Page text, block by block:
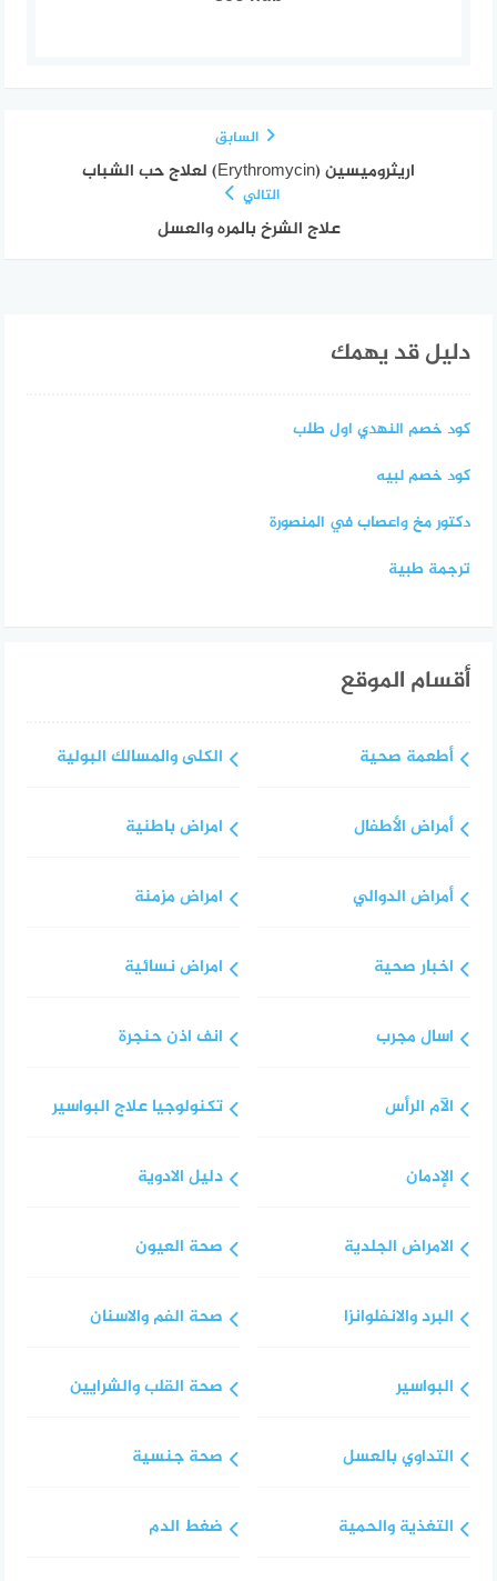
السابق
اريثروميسين (Erythromycin) لعلاج حب الشباب
التالي
علاج الشرخ بالمره والعسل
دليل قد يهمك
كود خصم النهدي اول طلب
كود خصم لبيه
دكتور مخ واعصاب في المنصورة
ترجمة طبية
أقسام الموقع
أطعمة صحية
أمراض الأطفال
أمراض الدوالي
اخبار صحية
اسال مجرب
الآم الرأس
الإدمان
الامراض الجلدية
البرد والانفلوانزا
البواسير
التداوي بالعسل
التغذية والحمية
الكلى والمسالك البولية
امراض باطنية
امراض مزمنة
امراض نسائية
انف اذن حنجرة
تكنولوجيا علاج البواسير
دليل الادوية
صحة العيون
صحة الفم والاسنان
صحة القلب والشرايين
صحة جنسية
ضغط الدم